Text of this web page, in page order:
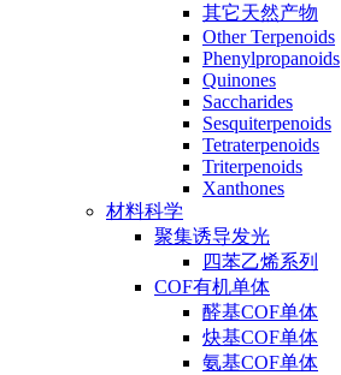
其它天然产物
Other Terpenoids
Phenylpropanoids
Quinones
Saccharides
Sesquiterpenoids
Tetraterpenoids
Triterpenoids
Xanthones
材料科学
聚集诱导发光
四苯乙烯系列
COF有机单体
醛基COF单体
炔基COF单体
氨基COF单体